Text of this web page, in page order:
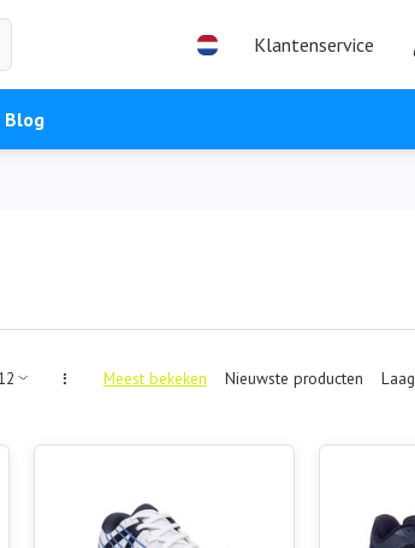
Klantenservice
Blog
Meest bekeken Nieuwste producten